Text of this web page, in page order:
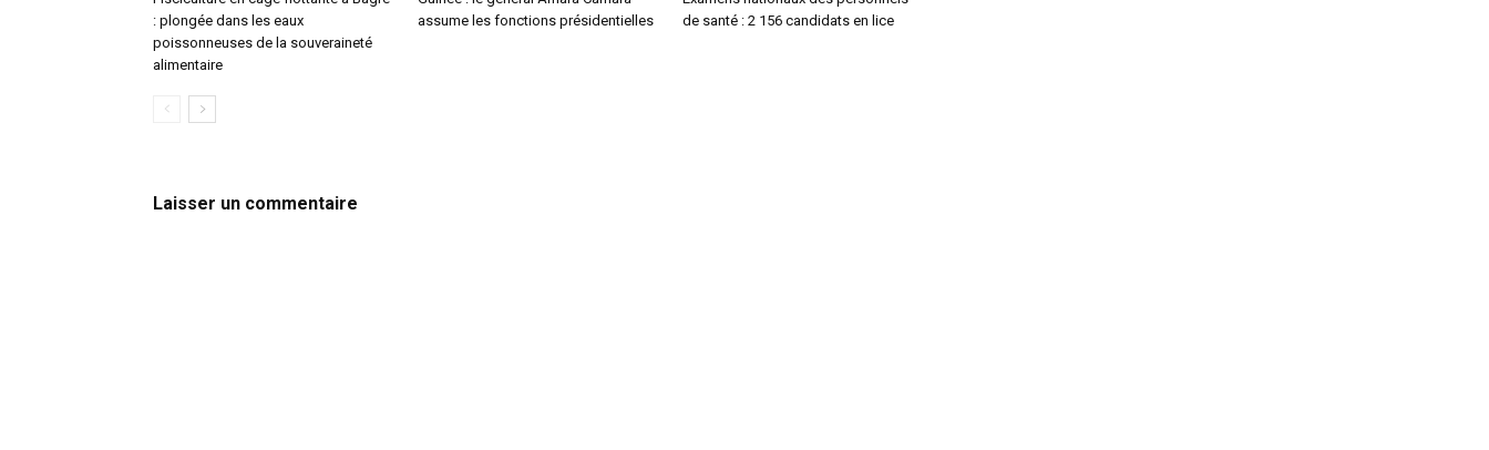
: plongée dans les eaux
poissonneuses de la souveraineté
alimentaire
assume les fonctions présidentielles
de santé : 2 156 candidats en lice
Laisser un commentaire